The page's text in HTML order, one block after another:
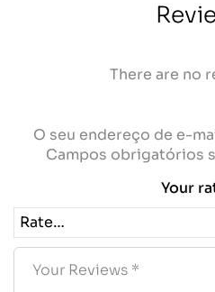
There are no
O seu endereço de e-
Campos obrigatórios
Your